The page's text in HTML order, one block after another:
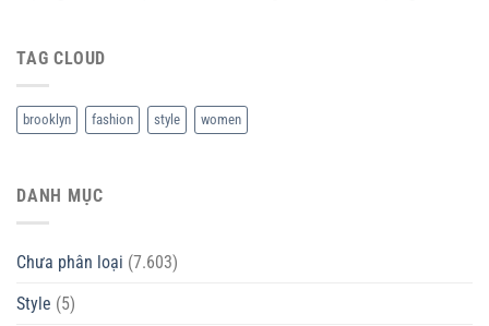
TAG CLOUD
brooklyn fashion style women
DANH MỤC
Chưa phân loại (7.603)
Style (5)